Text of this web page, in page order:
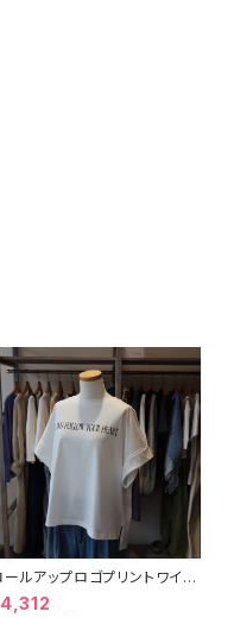
ールアップロゴプリントワイド
ャツ